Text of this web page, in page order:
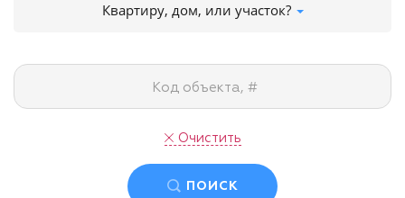
Квартиру, дом, или участок?
Код объекта, #
Очистить
ПОИСК